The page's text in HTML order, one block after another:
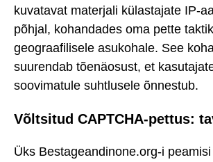
kuvatavat materjali külastajate IP-
põhjal, kohandades oma pette
geograafilisele asukohale. See
suurendab tõenäosust, et
soovimatule suhtlusele õnnestub.
Võltsitud CAPTCHA-pettus:
Üks Bestageandinone.org-i